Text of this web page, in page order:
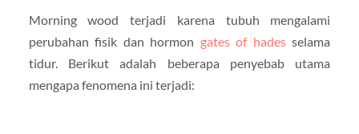
Morning wood terjadi karena tubuh mengalami
perubahan fisik dan hormon gates of hadesselama
tidur. Berikut adalah beberapa penyebab utama
mengapa fenomena ini terjadi: